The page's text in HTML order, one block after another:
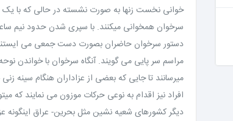
خوانی نخست زنها به صورت نشسته در حالی که با
سرخوان همخوانی میکنند. با سپری شدن حدود نیم
دستور سرخوان حاضران بصورت دست جمعی می
مراسم سر پایی می گویند. آنگاه سرخوان با خواندن
میرسانند تا جایی که بعضی از عزاداران هنگام
افراد نیز اقدام به نوعی حرکات موزون می نمایند که
دیگر کشورهای شعیه نشین مثل بحرین- عراق اینگونه